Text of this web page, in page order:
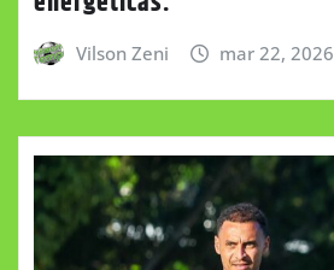
Vilson Zeni mar 22, 2026